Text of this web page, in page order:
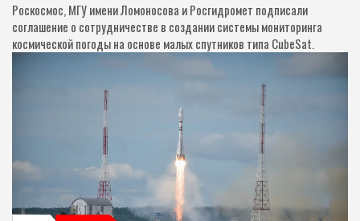
Роскосмос, МГУ имени Ломоносова и Росгидромет подписали
соглашение о сотрудничестве в создании системы мониторинга
космической погоды на основе малых спутников типа CubeSat.